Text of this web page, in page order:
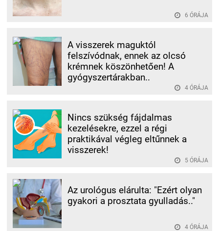
6 ÓRÁJA
A visszerek maguktól
felszívódnak, ennek az olcsó
krémnek köszönhetően! A
gyógyszertárakban..
4 ÓRÁJA
Nincs szükség fájdalmas
kezelésekre, ezzel a régi
praktikával végleg eltűnnek a
visszerek!
5 ÓRÁJA
Az urológus elárulta: "Ezért olyan
gyakori a prosztata gyulladás.."
4 ÓRÁJA